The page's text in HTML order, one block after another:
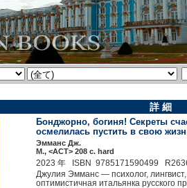
詳 細
Бонджорно, богиня! Секреты
осмелилась пустить в свою
Эмманс Дж.
М., <АСТ> 208 c. hard
2023 年 ISBN 9785171590499
Джулия Эмманс — психолог,
оптимистичная итальянка русского